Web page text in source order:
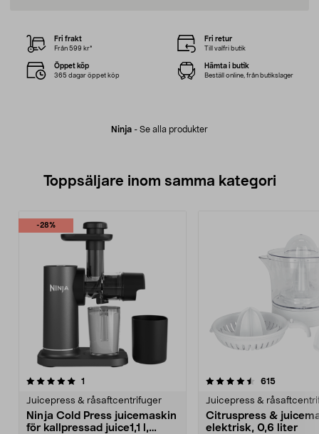
Ninja - Se alla produkter
Fri frakt
Från 599 kr*
Fri retur
Till valfri butik
Öppet köp
365 dagar öppet köp
Hämta i butik
Beställ online, från butikslager
Toppsäljare inom samma kategori
-28%
1
Juicepress & råsaftcentrifuger
Ninja Cold Press juicemaskin
för kallpressad juice1,1 l,
4.5 av 5 stjärnor 615
Juicepress &
Citruspress &
elektrisk, 0,6 liter
4.5 av 5 stjärnor